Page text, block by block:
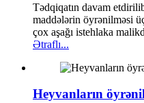
Tədqiqatın davam
maddələrin öyrənilməsi
çox aşağı istehlaka
Ətraflı...
Heyvanların